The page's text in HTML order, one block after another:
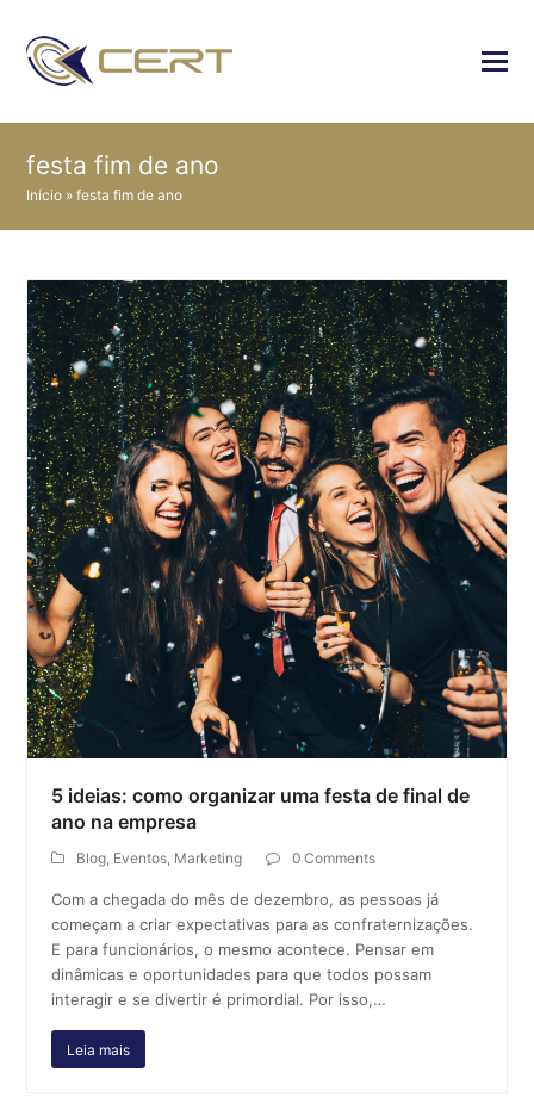
festa fim de ano
Início »festa fim de ano
5 ideias: como organizar uma festa de final de
ano na empresa
Blog, Eventos, Marketing 0 Comments
Com a chegada do mês de dezembro, as pessoas já
começam a criar expectativas para as confraternizações.
E para funcionários, o mesmo acontece. Pensar em
dinâmicas e oportunidades para que todos possam
interagir e se divertir é primordial. Por isso,…
Leia mais